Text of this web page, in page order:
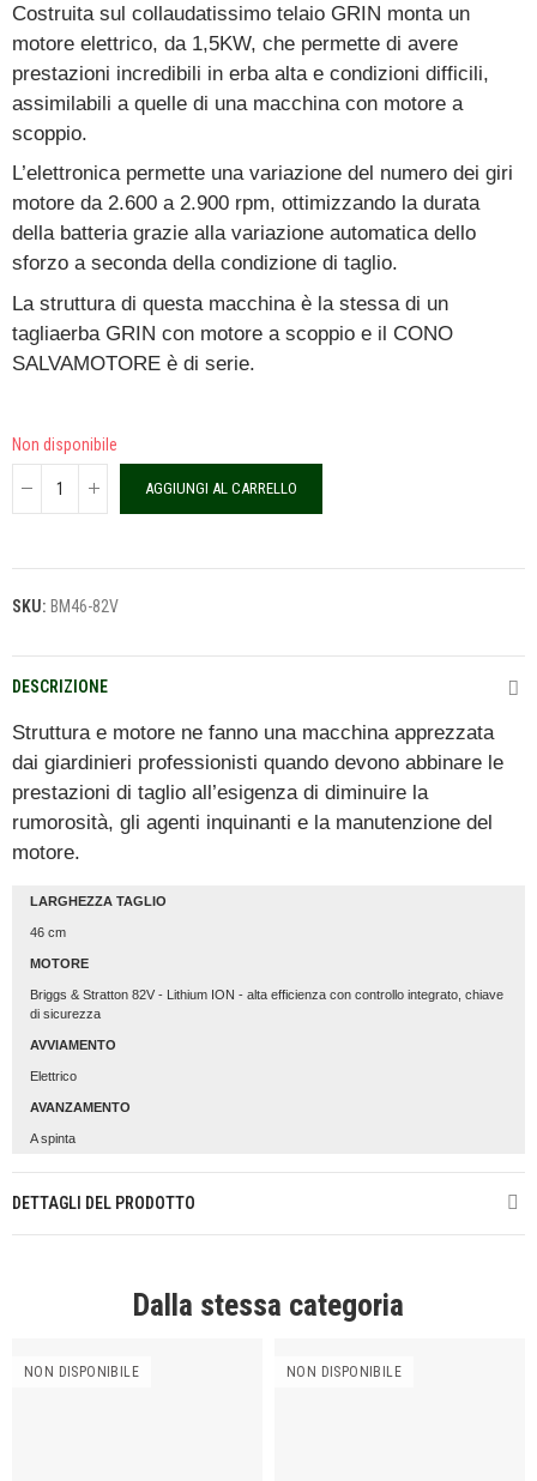
Costruita sul collaudatissimo telaio GRIN monta un
motore elettrico, da 1,5KW, che permette di avere
prestazioni incredibili in erba alta e condizioni difficili,
assimilabili a quelle di una macchina con motore a
scoppio.
L’elettronica permette una variazione del numero dei giri
motore da 2.600 a 2.900 rpm, ottimizzando la durata
della batteria grazie alla variazione automatica dello
sforzo a seconda della condizione di taglio.
La struttura di questa macchina è la stessa di un
tagliaerba GRIN con motore a scoppio e il CONO
SALVAMOTORE è di serie.
Non disponibile
AGGIUNGI AL CARRELLO
SKU: BM46-82V
DESCRIZIONE
Struttura e motore ne fanno una macchina apprezzata
dai giardinieri professionisti quando devono abbinare le
prestazioni di taglio all’esigenza di diminuire la
rumorosità, gli agenti inquinanti e la manutenzione del
motore.
LARGHEZZA TAGLIO
46 cm
MOTORE
Briggs & Stratton 82V - Lithium ION - alta efficienza con controllo integrato, chiave
di sicurezza
AVVIAMENTO
Elettrico
AVANZAMENTO
A spinta
DETTAGLI DEL PRODOTTO
Dalla stessa categoria
NON DISPONIBILE NON DISPONIBILE